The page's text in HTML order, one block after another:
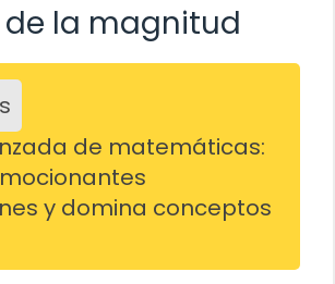
la magnitud
de matemáticas:
y domina conceptos